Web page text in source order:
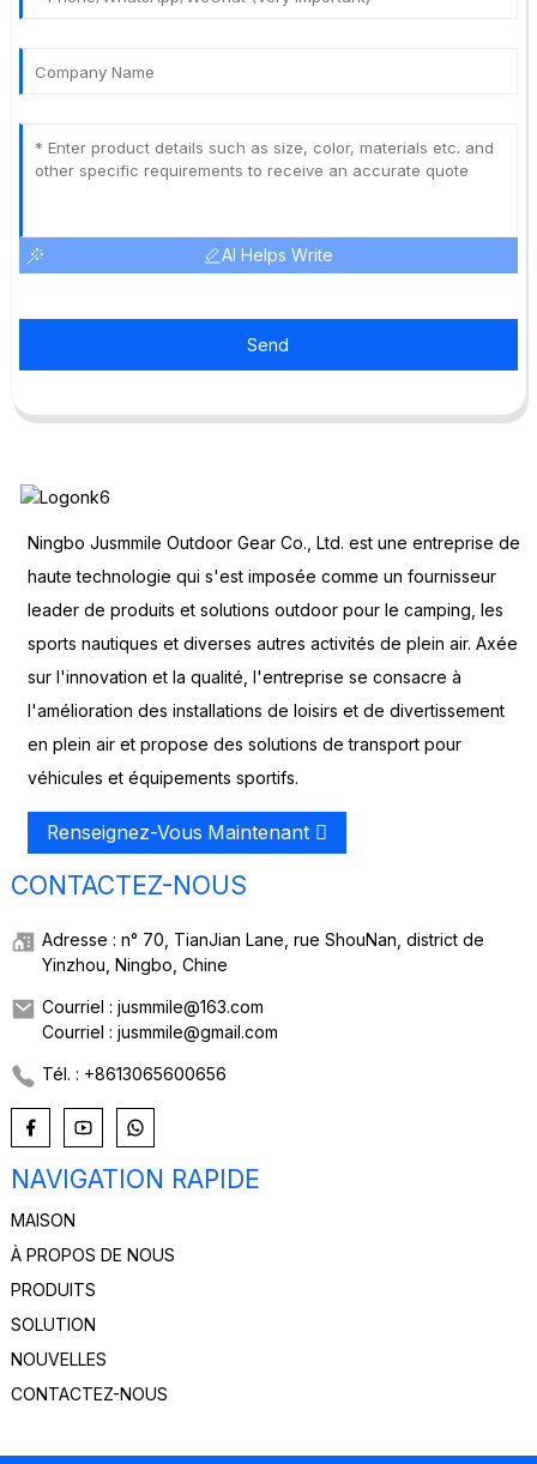
AI Helps Write
Send
Ningbo Jusmmile Outdoor Gear Co., Ltd. est une entreprise de
haute technologie qui s'est imposée comme un fournisseur
leader de produits et solutions outdoor pour le camping, les
sports nautiques et diverses autres activités de plein air. Axée
sur l'innovation et la qualité, l'entreprise se consacre à
l'amélioration des installations de loisirs et de divertissement
en plein air et propose des solutions de transport pour
véhicules et équipements sportifs.
Renseignez-Vous Maintenant
CONTACTEZ-NOUS
Adresse : n° 70, TianJian Lane, rue ShouNan, district de
Yinzhou, Ningbo, Chine
Courriel : jusmmile@163.com
Courriel : jusmmile@gmail.com
Tél. : +8613065600656
NAVIGATION RAPIDE
MAISON
À PROPOS DE NOUS
PRODUITS
SOLUTION
NOUVELLES
CONTACTEZ-NOUS